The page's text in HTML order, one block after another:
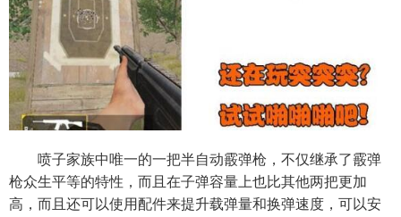
喷子家族中唯一的一把半自动霰弹枪，不仅继承了霰弹
枪众生平等的特性，而且在子弹容量上也比其他两把更加
高，而且还可以使用配件来提升载弹量和换弹速度，可以安